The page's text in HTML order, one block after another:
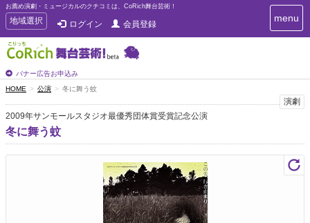
お薦め演劇・ミュージカルのクチコミは、CoRich舞台芸術！
T
o
g
g
e
n
a
v
i
g
地域選択 ログイン 会員登録
バナー広告お申込み
T
o
i
g
menu
HOME 公演 冬に舞う蚊
演劇
2009年サンモールスタジオ最優秀団体賞受賞記念公演
冬に舞う蚊